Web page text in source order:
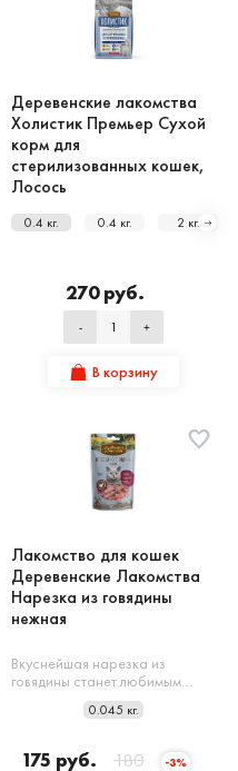
Деревенские лакомства
Холистик Премьер Сухой
корм для
стерилизованных кошек,
Лосось
0.4 кг. 0.4 кг. 2 кг.
270 руб.
- +
В корзину
10 кг.
Лакомство для кошек
Деревенские Лакомства
Нарезка из говядины
нежная
Вкуснейшая нарезка из
говядины станет любимым…
0.045 кг.
175 руб. 180 -3%